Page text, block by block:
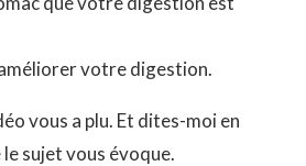
votre digestion.
vous a plu. Et dites-moi en
sujet vous évoque.